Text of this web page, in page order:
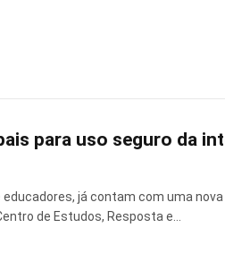
para uso seguro da
já contam com uma
de Estudos, Resposta e…